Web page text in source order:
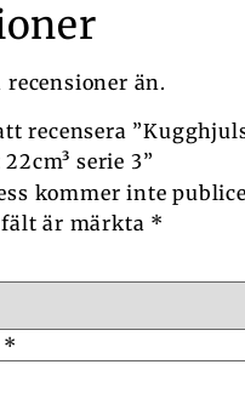
än.
recensera
serie 3”
kommer inte
är märkta *
*